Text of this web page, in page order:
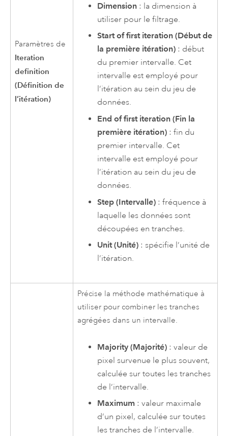
Paramètres de
Iteration
definition
(Définition de
l’itération)
Dimension : la dimension à
utiliser pour le filtrage.
Start of first iteration (Début de
la première itération) : début
du premier intervalle. Cet
intervalle est employé pour
l’itération au sein du jeu de
données.
End of first iteration (Fin la
première itération) : fin du
premier intervalle. Cet
intervalle est employé pour
l’itération au sein du jeu de
données.
Step (Intervalle) : fréquence à
laquelle les données sont
découpées en tranches.
Unit (Unité) : spécifie l’unité de
l’itération.
Précise la méthode mathématique à
utiliser pour combiner les tranches
agrégées dans un intervalle.
Majority (Majorité) : valeur de
pixel survenue le plus souvent,
calculée sur toutes les tranches
de l’intervalle.
Maximum : valeur maximale
d’un pixel, calculée sur toutes
les tranches de l’intervalle.